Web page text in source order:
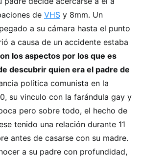
de VHS y 8mm. Un
a su cámara hasta el punto
a causa de un accidente estaba
los aspectos por los que es
descubrir quien era el padre de
política comunista en la
su vinculo con la farándula gay y
pero sobre todo, el hecho de
tenido una relación durante 11
antes de casarse con su madre.
a su padre con profundidad,